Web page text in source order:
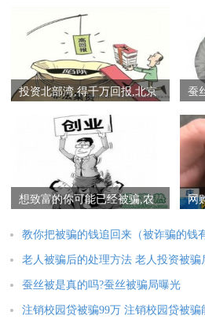
投资北部湾,得千万回报,北京
蚕
想致富的你可能已经被骗,农
网
教你把被骗的钱追回来（被诈骗的钱
老人被骗后的处理方法 老人投资被骗
蚕丝被是真的吗?蚕丝被骗局曝光
注销校园贷被骗99万 注销校园贷被骗